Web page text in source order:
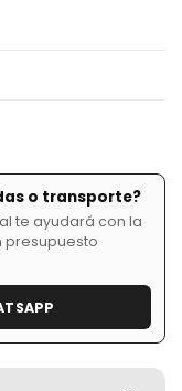
o transporte?
te ayudará con la
presupuesto